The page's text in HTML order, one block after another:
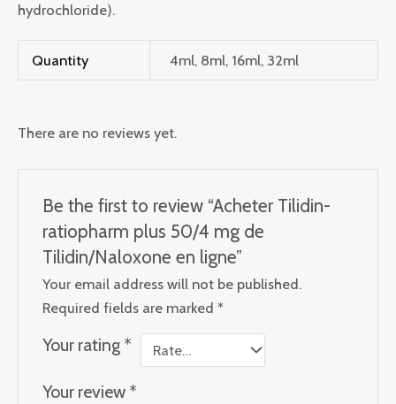
hydrochloride).
Quantity 4ml, 8ml, 16ml, 32ml
There are no reviews yet.
Be the first to review “Acheter Tilidin-
ratiopharm plus 50/4 mg de
Tilidin/Naloxone en ligne”
Your email address will not be published.
Required fields are marked*
Your rating *
Your review *